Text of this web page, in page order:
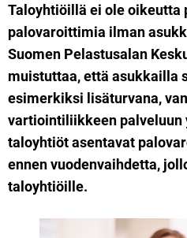
Taloyhtiöillä ei ole oikeutta
palovaroittimia ilman
Suomen Pelastusalan
muistuttaa, että asukkailla
esimerkiksi lisäturvana,
vartiointiliikkeen palveluun
taloyhtiöt asentavat
ennen vuodenvaihdetta,
taloyhtiöille.